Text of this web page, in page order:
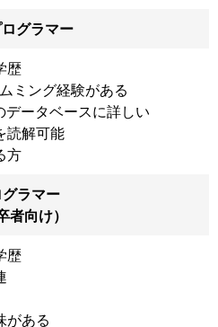
グラマー
歴
ミング経験がある
ータベースに詳しい
読解可能
方
ラマー
者向け）
歴
がある